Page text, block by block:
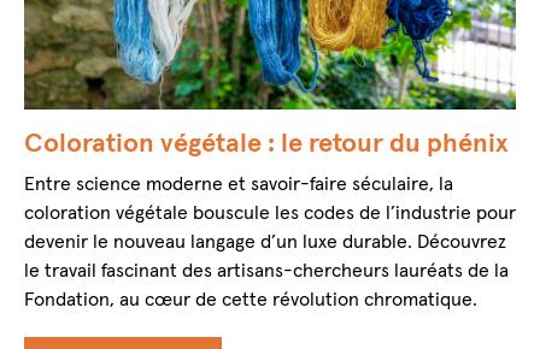
Coloration végétale : le retour du phénix
Entre science moderne et savoir-faire séculaire, la
coloration végétale bouscule les codes de l’industrie pour
devenir le nouveau langage d’un luxe durable. Découvrez
le travail fascinant des artisans-chercheurs lauréats de la
Fondation, au cœur de cette révolution chromatique.